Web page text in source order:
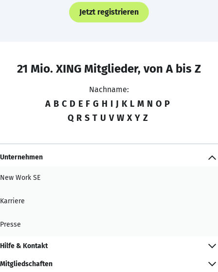
Jetzt registrieren
21 Mio. XING Mitglieder, von A bis Z
Nachname:
A B C D E F G H I J K L M N O P
Q R S T U V W X Y Z
Unternehmen
New Work SE
Karriere
Presse
Hilfe & Kontakt
Mitgliedschaften